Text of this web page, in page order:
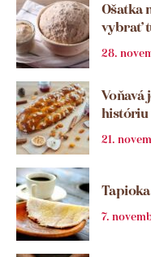
Ošatka
vybrať
28.
Voňavá
históriu
21.
7.